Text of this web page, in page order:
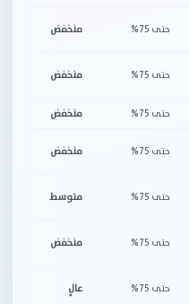
حتى 75% منخفض
حتى 75% منخفض
حتى 75% منخفض
حتى 75% منخفض
حتى 75% متوسط
حتى 75% منخفض
حتى 75% عالٍ